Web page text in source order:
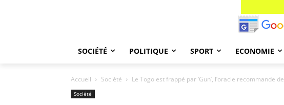
SOCIÉTÉ POLITIQUE SPORT ECONOMIE
Accueil Société Le Togo est frappé par ‘Gun’, l’oracle recommande
Société